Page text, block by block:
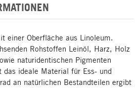
einer Oberfläche aus Linoleum.
Rohstoffen Leinöl, Harz, Holz
naturidentischen Pigmenten
das ideale Material für Ess- und
an natürlichen Bestandteilen ergibt